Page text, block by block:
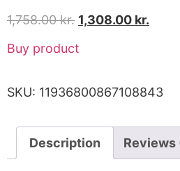
1,758.00kr. 1,308.00 kr.
Buy product
SKU: 11936800867108843
Description Reviews